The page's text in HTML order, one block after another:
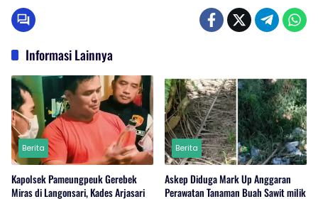
Informasi Lainnya
Berita
Kapolsek Pameungpeuk Gerebek
Miras di Langonsari, Kades Arjasari
Berita
Askep Diduga Mark Up Anggaran
Perawatan Tanaman Buah Sawit milik